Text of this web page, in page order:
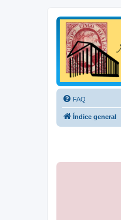
Ágora de
Foro sobre filatelia
FAQ
Índice general